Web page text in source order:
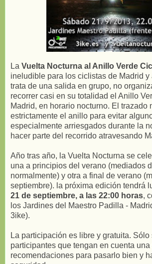
La Vuelta Nocturna al Anillo Verde
ineludible para los ciclistas de Madrid y
trata de una salida en grupo, no
recorrer casi en su totalidad el Anillo
Madrid, en horario nocturno. El trazado
estrictamente el anillo para evitar
especialmente arriesgados durante la
hacer parte del recorrido atravesando
Año tras año, la Vuelta Nocturna se
una a principios del verano (mediados
normalmente) y otra a final de verano
septiembre). la próxima edición tendrá
21 de septiembre, a las 22:00 horas,
los Jardines del Maestro Padilla -
3ike).
La participación es libre y gratuita.
participantes que tengan en cuenta una
recomendaciones para pasarlo bien y